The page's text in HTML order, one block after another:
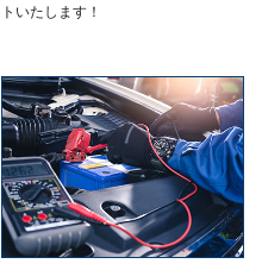
トいたします！